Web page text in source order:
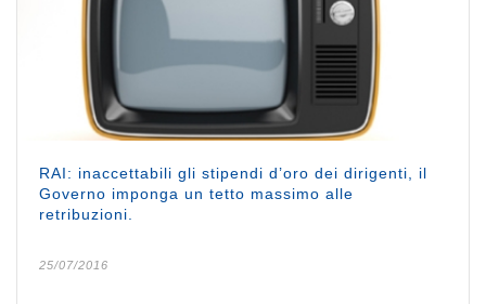
RAI: inaccettabili gli stipendi d’oro dei dirigenti, il
Governo imponga un tetto massimo alle
retribuzioni.
25/07/2016